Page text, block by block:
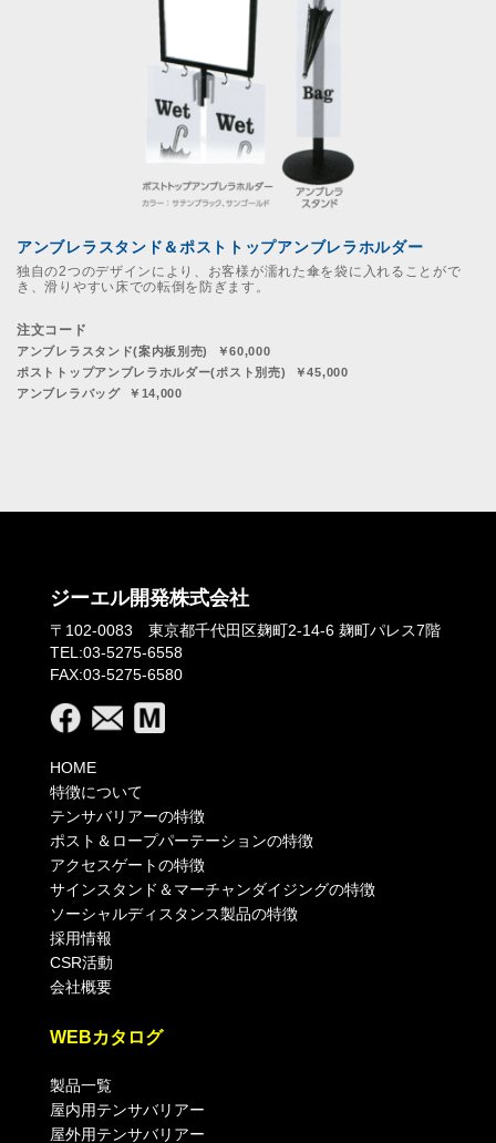
アンブレラスタンド＆ポストトップアンブレラホルダー
独自の2つのデザインにより、お客様が濡れた傘を袋に入れることがで
き、滑りやすい床での転倒を防ぎます。
注文コード
アンブレラスタンド(案内板別売) ￥60,000
ポストトップアンブレラホルダー(ポスト別売) ￥45,000
アンブレラバッグ ￥14,000
ジーエル開発株式会社
〒102-0083 東京都千代田区麹町2-14-6 麹町パレス7階
TEL:03-5275-6558
FAX:03-5275-6580
HOME
特徴について
テンサバリアーの特徴
ポスト＆ロープパーテーションの特徴
アクセスゲートの特徴
サインスタンド＆マーチャンダイジングの特徴
ソーシャルディスタンス製品の特徴
採用情報
CSR活動
会社概要
WEBカタログ
製品一覧
屋内用テンサバリアー
屋外用テンサバリアー